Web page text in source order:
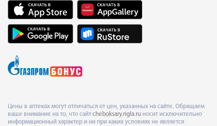
Цены в аптеках могут отличаться от цен, указанных на сайте. Обращаем
ваше внимание на то, что сайт cheboksary.rigla.ru носит исключительно
информационный характер и ни при каких условиях не является